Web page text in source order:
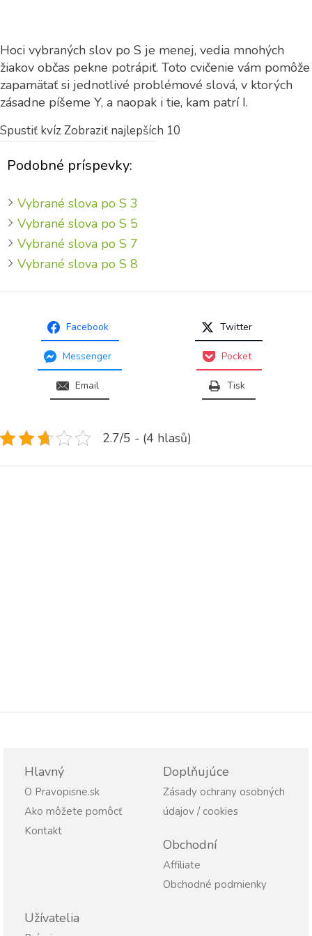
Hoci vybraných slov po S je menej, vedia mnohých
žiakov občas pekne potrápiť. Toto cvičenie vám pomôže
zapamätať si jednotlivé problémové slová, v ktorých
zásadne píšeme Y, a naopak i tie, kam patrí I.
Spustiť kvízZobraziť najlepších 10
Podobné príspevky:
Vybrané slova po S 3
Vybrané slova po S 5
Vybrané slova po S 7
Vybrané slova po S 8
Facebook Twitter
Messenger Pocket
Email Tisk
2.7/5 - (4 hlasů)
Hlavný
O Pravopisne.sk
Ako môžete pomôcť
Kontakt
Doplňujúce
Zásady ochrany osobných
údajov / cookies
Obchodní
Affiliate
Obchodné podmienky
Užívatelia